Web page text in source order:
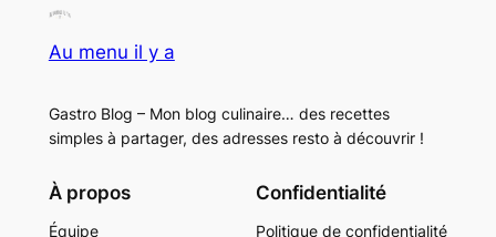
Au menu il y a
Gastro Blog – Mon blog culinaire… des recettes
simples à partager, des adresses resto à découvrir !
À propos
Équipe
Confidentialité
Politique de confidentialité